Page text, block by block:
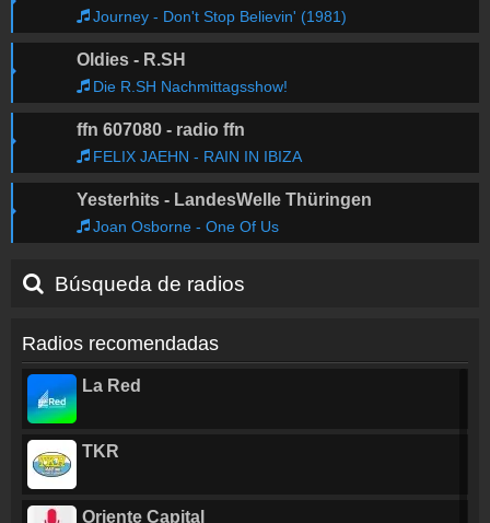
Journey - Don't Stop Believin' (1981)
Oldies - R.SH
Die R.SH Nachmittagsshow!
ffn 607080 - radio ffn
FELIX JAEHN - RAIN IN IBIZA
Yesterhits - LandesWelle Thüringen
Joan Osborne - One Of Us
Búsqueda de radios
Radios recomendadas
La Red
TKR
Oriente Capital